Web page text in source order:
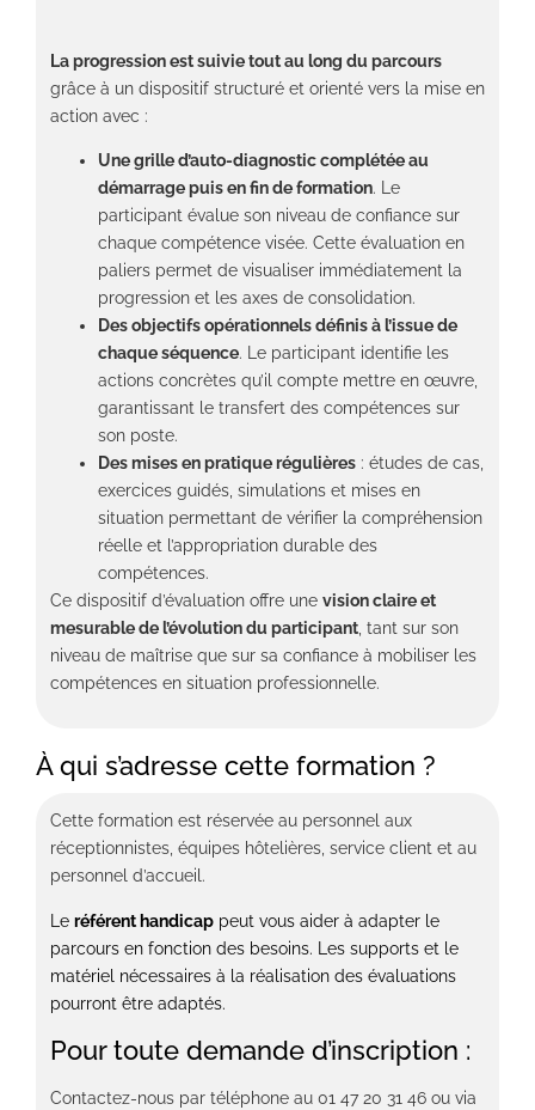
La progression est suivie tout au long du parcours
grâce à un dispositif structuré et orienté vers la mise en
action avec :
Une grille d’auto-diagnostic complétée au
démarrage puis en fin de formation. Le
participant évalue son niveau de confiance sur
chaque compétence visée. Cette évaluation en
paliers permet de visualiser immédiatement la
progression et les axes de consolidation.
Des objectifs opérationnels définis à l’issue de
chaque séquence. Le participant identifie les
actions concrètes qu’il compte mettre en œuvre,
garantissant le transfert des compétences sur
son poste.
Des mises en pratique régulières : études de cas,
exercices guidés, simulations et mises en
situation permettant de vérifier la compréhension
réelle et l’appropriation durable des
compétences.
Ce dispositif d’évaluation offre une vision claire et
mesurable de l’évolution du participant , tant sur son
niveau de maîtrise que sur sa confiance à mobiliser les
compétences en situation professionnelle.
À qui s’adresse cette formation ?
Cette formation est réservée au personnel aux
réceptionnistes, équipes hôtelières, service client et au
personnel d’accueil.
Le référent handicap peut vous aider à adapter le
parcours en fonction des besoins. Les supports et le
matériel nécessaires à la réalisation des évaluations
pourront être adaptés.
Pour toute demande d’inscription :
Contactez-nous par téléphone au 01 47 20 31 46 ou via